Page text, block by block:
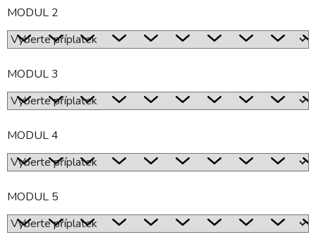
MODUL 2
MODUL 3
MODUL 4
MODUL 5